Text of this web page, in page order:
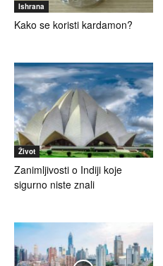
Ishrana
Kako se koristi kardamon?
Život
Zanimljivosti o Indiji koje
sigurno niste znali